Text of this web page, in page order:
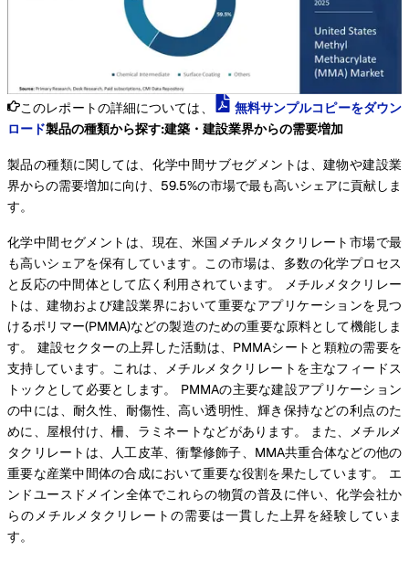
このレポートの詳細については、
無料サンプルコピーをダウン
ロード製品の種類から探す:建築・建設業界からの需要増加
製品の種類に関しては、化学中間サブセグメントは、建物や建設業
界からの需要増加に向け、59.5%の市場で最も高いシェアに貢献しま
す。
化学中間セグメントは、現在、米国メチルメタクリレート市場で最
も高いシェアを保有しています。この市場は、多数の化学プロセス
と反応の中間体として広く利用されています。 メチルメタクリレー
トは、建物および建設業界において重要なアプリケーションを見つ
けるポリマー(PMMA)などの製造のための重要な原料として機能しま
す。 建設セクターの上昇した活動は、PMMAシートと顆粒の需要を
支持しています。これは、メチルメタクリレートを主なフィードス
トックとして必要とします。 PMMAの主要な建設アプリケーション
の中には、耐久性、耐傷性、高い透明性、輝き保持などの利点のた
めに、屋根付け、柵、ラミネートなどがあります。 また、メチルメ
タクリレートは、人工皮革、衝撃修飾子、MMA共重合体などの他の
重要な産業中間体の合成において重要な役割を果たしています。 エ
ンドユースドメイン全体でこれらの物質の普及に伴い、化学会社か
らのメチルメタクリレートの需要は一貫した上昇を経験していま
す。